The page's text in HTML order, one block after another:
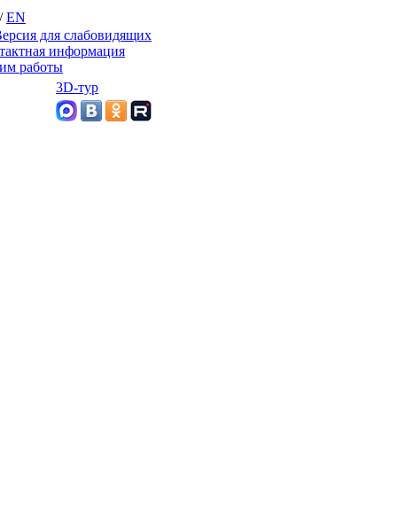
EN
для слабовидящих
информация
работы
3D-тур